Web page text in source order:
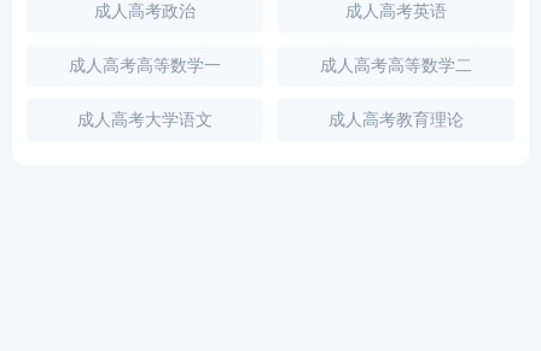
成人高考政治 成人高考英语
成人高考高等数学一 成人高考高等数学二
成人高考大学语文 成人高考教育理论